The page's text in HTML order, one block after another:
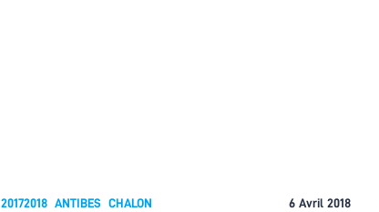
20172018 ANTIBES CHALON 6 Avril 2018